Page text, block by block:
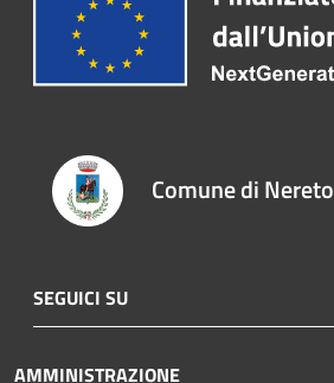
Comune di Nereto
SEGUICI SU
AMMINISTRAZIONE